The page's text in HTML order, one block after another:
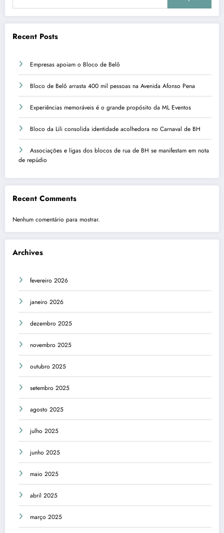
Recent Posts
Empresas apoiam o Bloco de Belô
Bloco de Belô arrasta 400 mil pessoas na Avenida Afonso Pena
Experiências memoráveis é o grande propósito da ML Eventos
Bloco da Lili consolida identidade acolhedora no Carnaval de BH
Associações e ligas dos blocos de rua de BH se manifestam em nota
de repúdio
Recent Comments
Nenhum comentário para mostrar.
Archives
fevereiro 2026
janeiro 2026
dezembro 2025
novembro 2025
outubro 2025
setembro 2025
agosto 2025
julho 2025
junho 2025
maio 2025
abril 2025
março 2025